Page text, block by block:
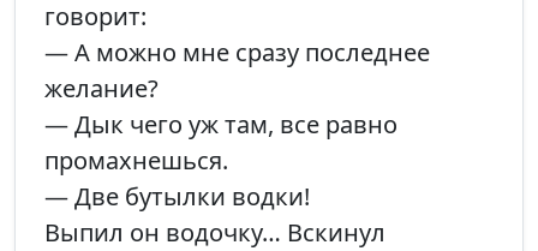
говорит:
— А можно мне сразу последнее
желание?
— Дык чего уж там, все равно
промахнешься.
— Две бутылки водки!
Выпил он водочку… Вскинул